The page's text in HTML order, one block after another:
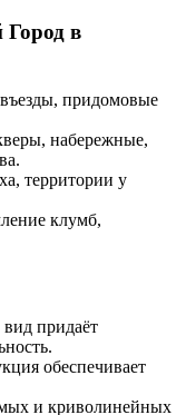
в
придомовые
набережные,
территории у
клумб,
придаёт
обеспечивает
и криволинейных